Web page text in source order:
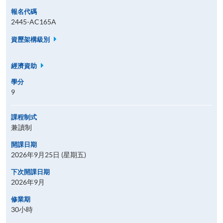
報名代碼
2445-AC165A
資歷架構級別
經濟資助
學分
9
課程制式
兼讀制
開課日期
2026年9月25日 (星期五)
下次開課日期
2026年9月
修業期
30小時